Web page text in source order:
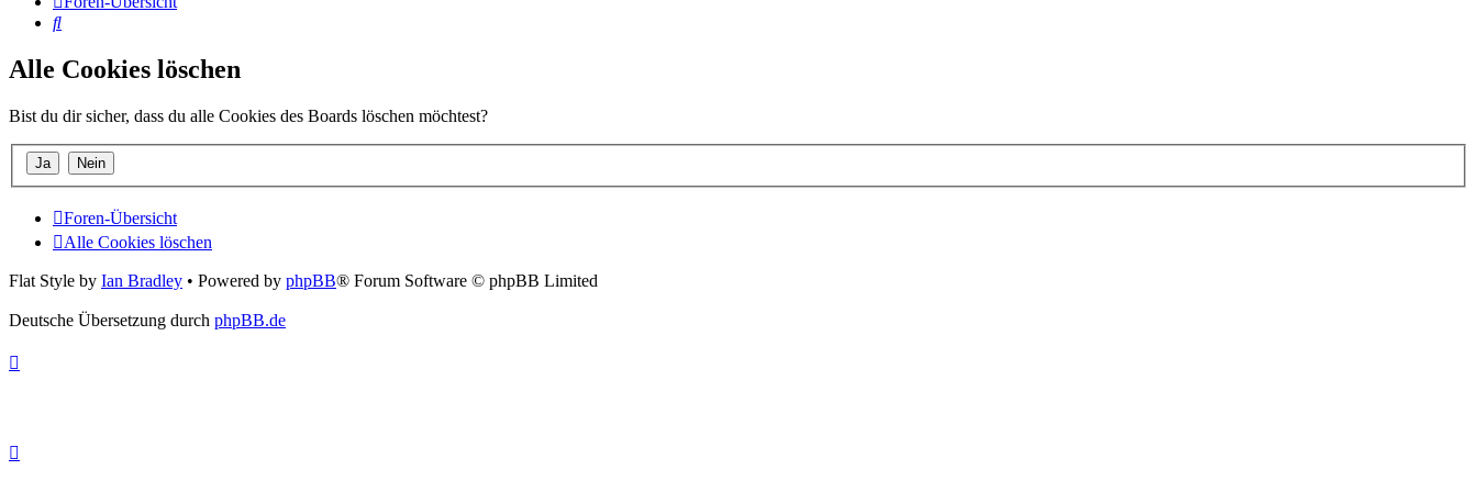
Suche
Alle Cookies löschen
Bist du dir sicher, dass du alle Cookies des Boards löschen möchtest?
Foren-Übersicht
Alle Cookies löschen
Flat Style by Ian Bradley • Powered by phpBB® Forum Software © phpBB Limited
Deutsche Übersetzung durch phpBB.de